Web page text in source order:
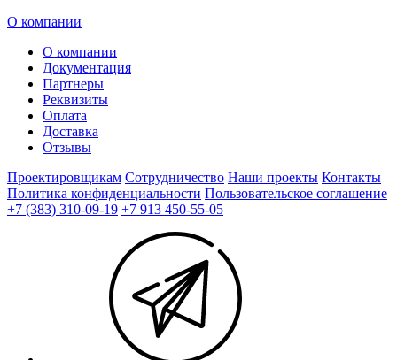
О компании
О компании
Документация
Партнеры
Реквизиты
Оплата
Доставка
Отзывы
Проектировщикам Сотрудничество Наши проекты Контакты
Политика конфиденциальности Пользовательское соглашение
+7 (383) 310-09-19 +7 913 450-55-05